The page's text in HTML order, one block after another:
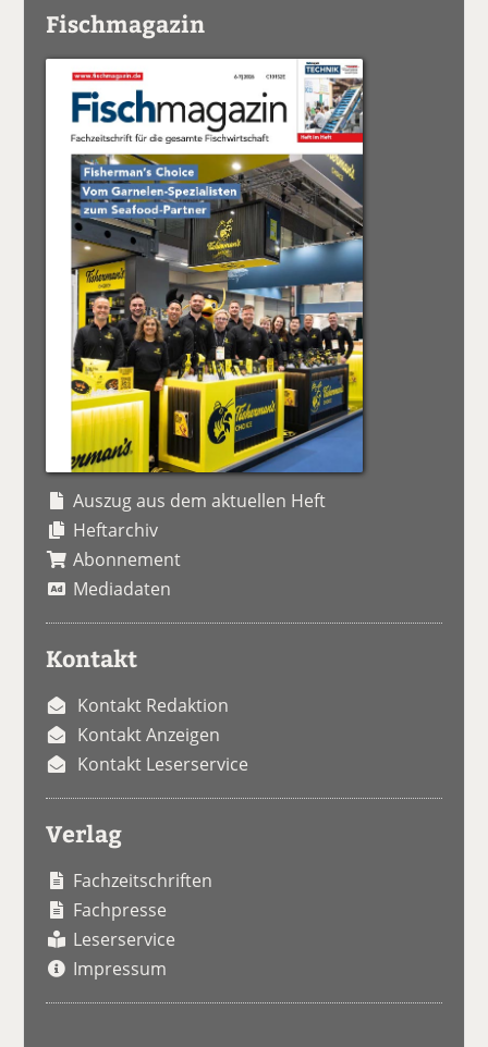
Fischmagazin
Auszug aus dem aktuellen Heft
Heftarchiv
Abonnement
Mediadaten
Kontakt
Kontakt Redaktion
Kontakt Anzeigen
Kontakt Leserservice
Verlag
Fachzeitschriften
Fachpresse
Leserservice
Impressum